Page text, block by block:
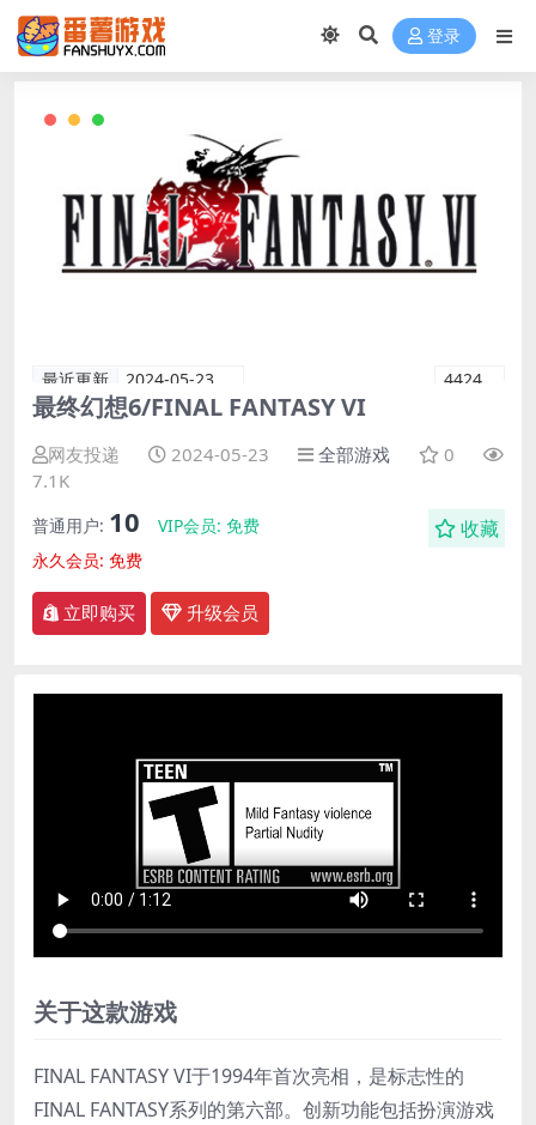
登录
最近更新 2024-05-23 4424
最终幻想6/FINAL FANTASY VI
网友投递 2024-05-23 全部游戏
0
7.1K
普通用户: 10 VIP会员: 免费
永久会员: 免费
收藏
立即购买 升级会员
关于这款游戏
FINAL FANTASY VI于1994年首次亮相，是标志性的
FINAL FANTASY系列的第六部。创新功能包括扮演游戏